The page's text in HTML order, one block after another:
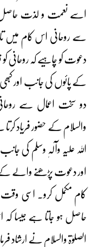
اسے نعمت و لذت حاصل
سے روحانی اس کام میں
دعوت کو چاہیے کہ روحانی کو
کے پائوں کی جانب اور
دو سخت اعمال سے
والسلام کے حضور فریاد
اللہ علیہ وآلہٖ وسلم کی
اور دعوت پڑھنے والے کے
کام مکمل کرو۔ اسی وقت
حاصل ہو جاتا ہے جیسا کہ
الصلوٰۃ والسلام نے ارشاد